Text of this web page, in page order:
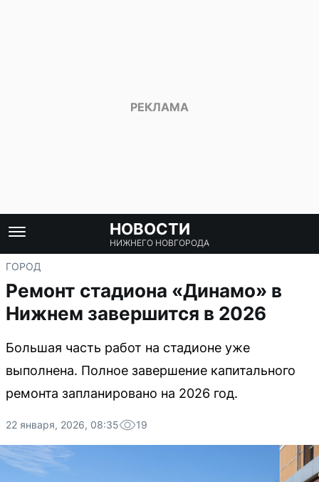
НОВОСТИ
НИЖНЕГО НОВГОРОДА
ГОРОД
Ремонт стадиона «Динамо» в
Нижнем завершится в 2026
Большая часть работ на стадионе уже
выполнена. Полное завершение капитального
ремонта запланировано на 2026 год.
22 января, 2026, 08:35 19